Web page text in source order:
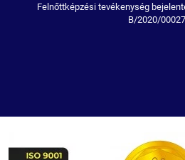
Felnőttképzési tevékenység
B/2020/